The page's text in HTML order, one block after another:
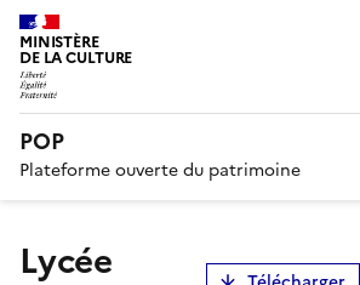
MINISTÈRE
DE LA CULTURE
POP
Plateforme ouverte du patrimoine
lycée